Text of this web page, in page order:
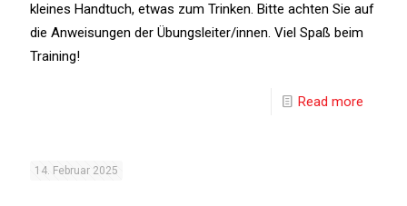
kleines Handtuch, etwas zum Trinken. Bitte achten Sie auf
die Anweisungen der Übungsleiter/innen. Viel Spaß beim
Training!
Read more
14. Februar 2025